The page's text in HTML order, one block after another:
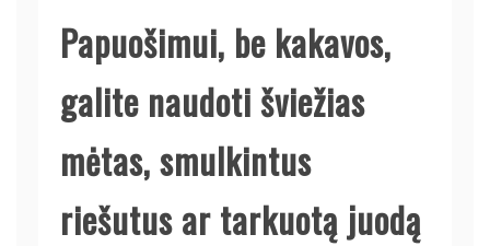
Papuošimui, be kakavos,
galite naudoti šviežias
mėtas, smulkintus
riešutus ar tarkuotą juodą